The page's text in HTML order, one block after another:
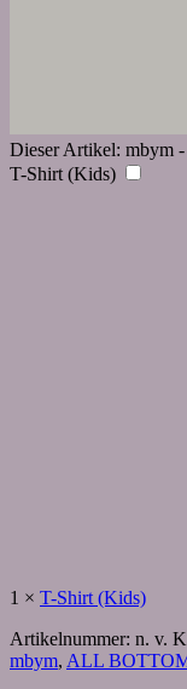
Dieser Artikel: mbym
T-Shirt (Kids)
1 × T-Shirt (Kids)
Artikelnummer: n. v.
mbym, ALL